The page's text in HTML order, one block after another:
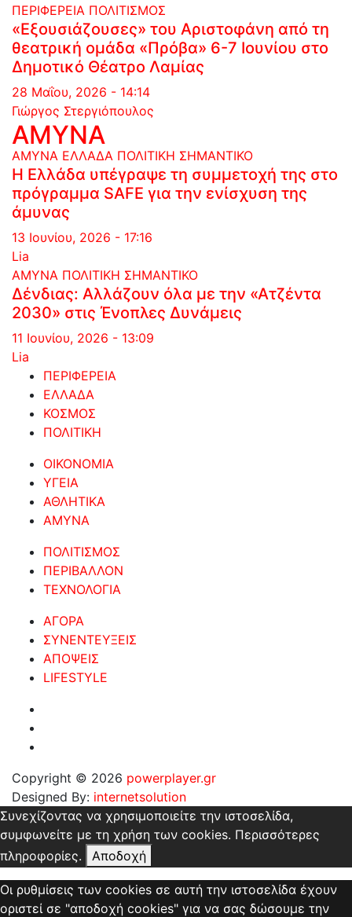
ΠΕΡΙΦΕΡΕΙΑ ΠΟΛΙΤΙΣΜΟΣ
«Εξουσιάζουσες» του Αριστοφάνη από τη
θεατρική ομάδα «Πρόβα» 6-7 Ιουνίου στο
Δημοτικό Θέατρο Λαμίας
28 Μαΐου, 2026 - 14:14
Γιώργος Στεργιόπουλος
ΑΜΥΝΑ
ΑΜΥΝΑ ΕΛΛΑΔΑ ΠΟΛΙΤΙΚΗ ΣΗΜΑΝΤΙΚΟ
Η Ελλάδα υπέγραψε τη συμμετοχή της στο
πρόγραμμα SAFE για την ενίσχυση της
άμυνας
13 Ιουνίου, 2026 - 17:16
Lia
ΑΜΥΝΑ ΠΟΛΙΤΙΚΗ ΣΗΜΑΝΤΙΚΟ
Δένδιας: Αλλάζουν όλα με την «Ατζέντα
2030» στις Ένοπλες Δυνάμεις
11 Ιουνίου, 2026 - 13:09
Lia
ΠΕΡΙΦΕΡΕΙΑ
ΕΛΛΑΔΑ
ΚΟΣΜΟΣ
ΠΟΛΙΤΙΚΗ
ΟΙΚΟΝΟΜΙΑ
ΥΓΕΙΑ
ΑΘΛΗΤΙΚΑ
ΑΜΥΝΑ
ΠΟΛΙΤΙΣΜΟΣ
ΠΕΡΙΒΑΛΛΟΝ
ΤΕΧΝΟΛΟΓΙΑ
ΑΓΟΡΑ
ΣΥΝΕΝΤΕΥΞΕΙΣ
ΑΠΟΨΕΙΣ
LIFESTYLE
Copyright © 2026 powerplayer.gr
Designed By: internetsolution
Συνεχίζοντας να χρησιμοποιείτε την ιστοσελίδα,
συμφωνείτε με τη χρήση των cookies. Περισσότερες
πληροφορίες.
Αποδοχή
Οι ρυθμίσεις των cookies σε αυτή την ιστοσελίδα έχουν
οριστεί σε "αποδοχή cookies" για να σας δώσουμε την